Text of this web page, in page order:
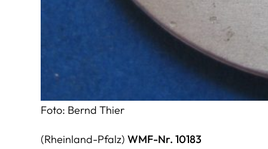
Foto: Bernd Thier
(Rheinland-Pfalz) WMF-Nr. 10183